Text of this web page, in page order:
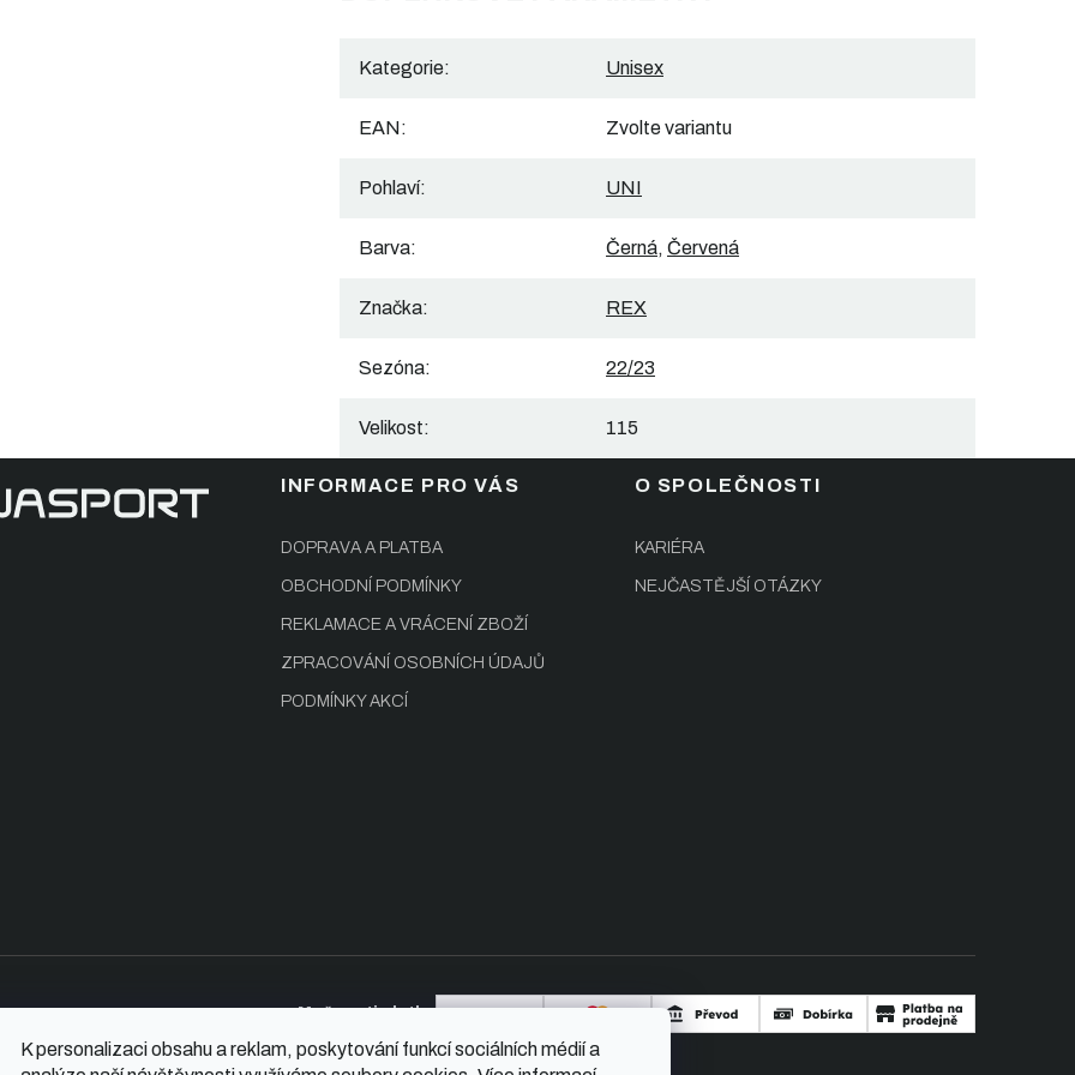
K personalizaci obsahu a reklam, poskytování funkcí sociálních médií a
Kategorie: Unisex
EAN: Zvolte variantu
Pohlaví: UNI
Barva: Černá, Červená
Značka: REX
Sezóna: 22/23
Velikost: 115
INFORMACE PRO VÁS
DOPRAVA A PLATBA
OBCHODNÍ PODMÍNKY
REKLAMACE A VRÁCENÍ ZBOŽÍ
ZPRACOVÁNÍ OSOBNÍCH ÚDAJŮ
PODMÍNKY AKCÍ
O SPOLEČNOSTI
KARIÉRA
NEJČASTĚJŠÍ OTÁZKY
Možnosti platby